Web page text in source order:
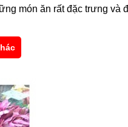
món ăn rất đặc trưng và